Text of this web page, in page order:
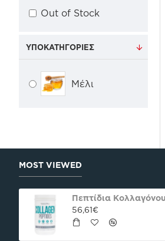
ΥΠΟΚΑΤΗΓΟΡΊΕΣ
Μέλι
Out of Stock
MOST VIEWED
56,61€